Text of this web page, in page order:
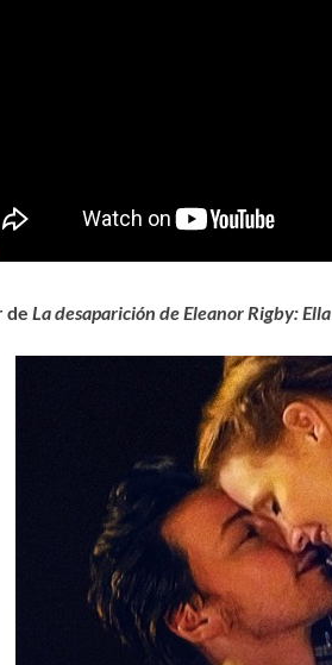
de La desaparición de Eleanor Rigby: Ella